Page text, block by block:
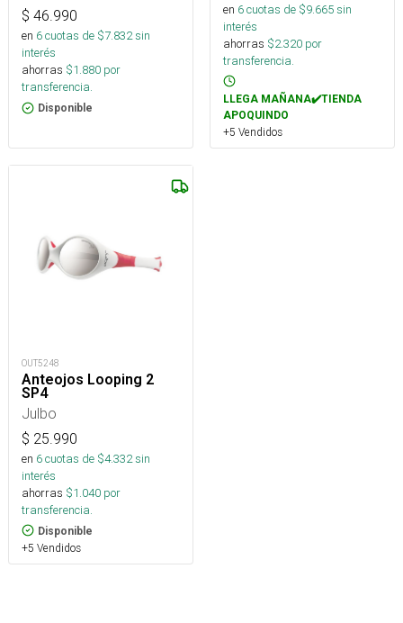
$ 46.990
en 6cuotas de $7.832sin
interés
ahorras $1.880 por
transferencia.
Disponible
en 6cuotas de $9.665sin
interés
ahorras $2.320 por
transferencia.
LLEGA MAÑANA✔️TIENDA
APOQUINDO
+5 Vendidos
OUT5248
Anteojos Looping 2
SP4
Julbo
$ 25.990
en 6cuotas de $4.332sin
interés
ahorras $1.040 por
transferencia.
Disponible
+5 Vendidos